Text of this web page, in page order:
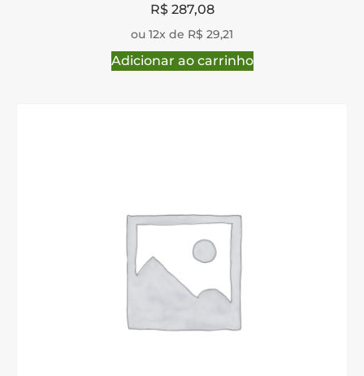
R$287,08
ou 12x de R$ 29,21
Adicionar ao carrinho